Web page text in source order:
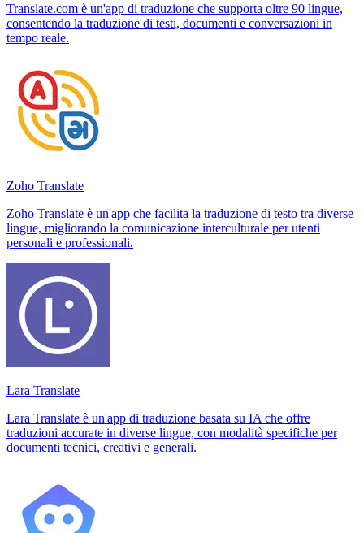
Translate.com è un'app di traduzione che supporta oltre 90 lingue,
consentendo la traduzione di testi, documenti e conversazioni in
tempo reale.
Zoho Translate
Zoho Translate è un'app che facilita la traduzione di testo tra diverse
lingue, migliorando la comunicazione interculturale per utenti
personali e professionali.
Lara Translate
Lara Translate è un'app di traduzione basata su IA che offre
traduzioni accurate in diverse lingue, con modalità specifiche per
documenti tecnici, creativi e generali.